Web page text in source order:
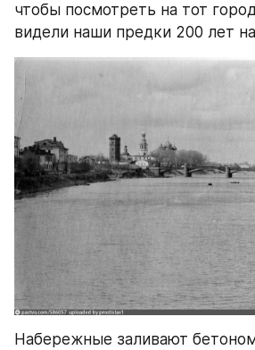
чтобы посмотреть на тот
видели наши предки 200 лет
Набережные заливают